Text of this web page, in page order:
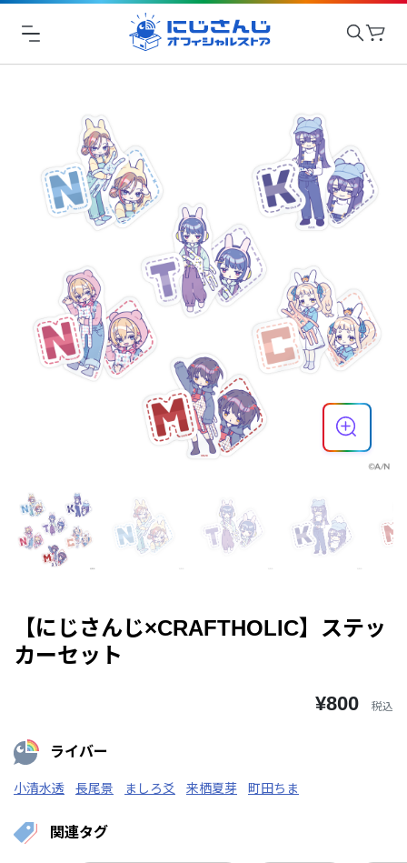
【にじさんじ×CRAFTHOLIC】ステッ
カーセット
¥800 税込
ライバー
小清水透 長尾景 ましろ爻 来栖夏芽 町田ちま
関連タグ